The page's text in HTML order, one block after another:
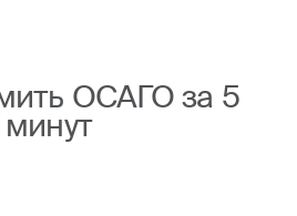
ОСАГО за 5
минут